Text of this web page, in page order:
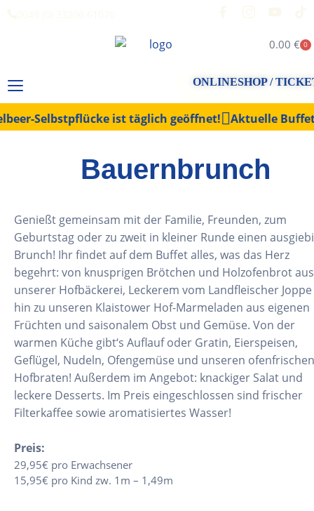
0.00 € 0
ONLINESHOP /
Selbstpflücke ist täglich geöffnet! Aktuelle
Bauernbrunch
Genießt gemeinsam mit der Familie, Freunden, zum
Geburtstag oder zu zweit in kleiner Runde einen
Brunch! Ihr findet auf dem Buffet alles, was das Herz
begehrt: von knusprigen Brötchen und Holzofenbrot aus
unserer Hofbäckerei, Leckerem vom Landfleischer
hin zu unseren Klaistower Hof-Marmeladen aus eigenen
Früchten und saisonalem Obst und Gemüse. Von der
warmen Küche gibt‘s Auflauf oder Gratin, Eierspeisen,
Geflügel, Nudeln, Ofengemüse und unseren ofenfrischen
Hofbraten! Außerdem im Angebot: knackiger Salat und
leckere Desserts. Im Preis eingeschlossen sind frischer
Filterkaffee sowie aromatisiertes Wasser!
Preis:
29,95€ pro Erwachsener
15,95€ pro Kind zw. 1m – 1,49m